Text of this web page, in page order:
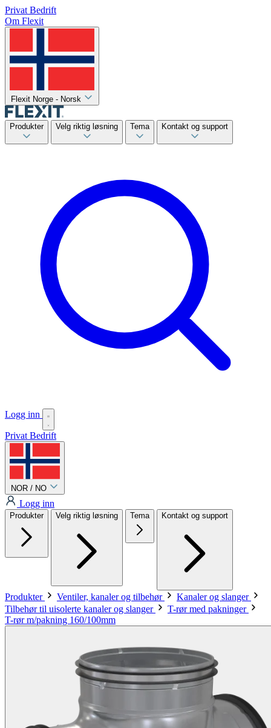
Privat Bedrift
Om Flexit
Flexit Norge - Norsk
Produkter Velg riktig løsning Tema Kontakt og support
Logg inn
Privat Bedrift
NOR / NO
Logg inn
Produkter Velg riktig løsning Tema Kontakt og support
Produkter Ventiler, kanaler og tilbehør
Kanaler og slanger
Tilbehør til uisolerte kanaler og slanger
T-rør med pakninger
T-rør m/pakning 160/100mm